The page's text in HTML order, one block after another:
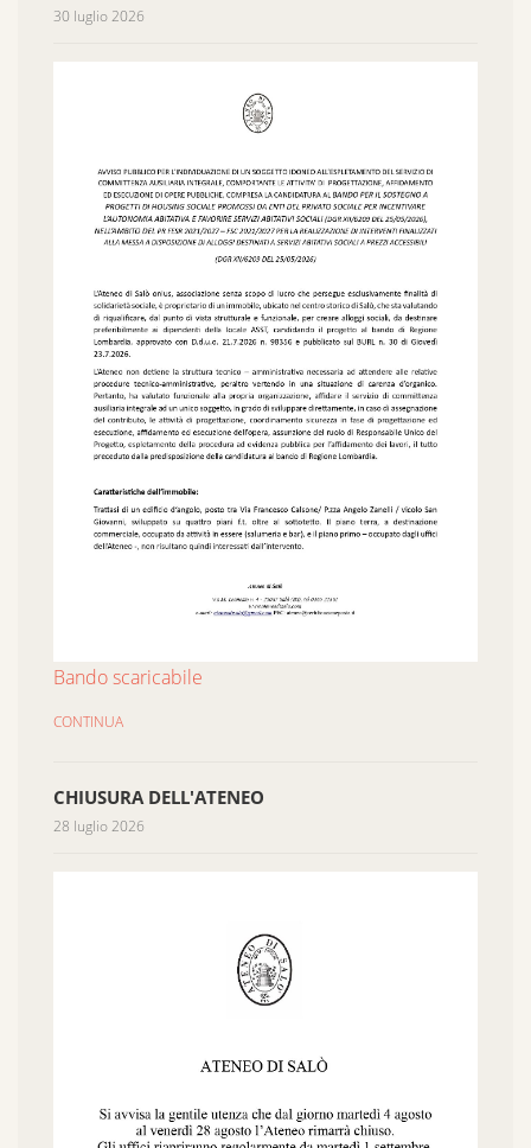
30 luglio 2026
Bando scaricabile
CONTINUA
CHIUSURA DELL'ATENEO
28 luglio 2026